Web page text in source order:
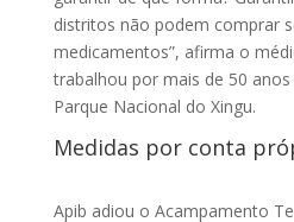
distritos não podem comprar
medicamentos”, afirma o
trabalhou por mais de 50
Parque Nacional do Xingu.
Medidas por conta
Apib adiou o Acampamento